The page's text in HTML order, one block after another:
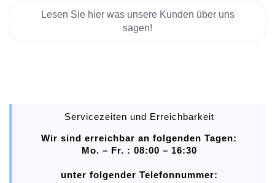
Lesen Sie hier was unsere Kunden über uns
sagen!
Servicezeiten und Erreichbarkeit
Wir sind erreichbar an folgenden Tagen:
Mo. – Fr. : 08:00 – 16:30
unter folgender Telefonnummer: